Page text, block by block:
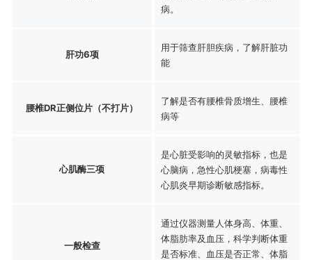
病。
肝功6项
用于筛查肝胆疾病，了解肝脏功
能
腰椎DR正侧位片（不打片）
了解是否有腰椎骨质增生、腰椎
病等
心肌酶三项
是心脏受影响的灵敏指标，也是
心脑病，急性心肌梗塞，病毒性
心肌炎早期诊断敏感指标。
一般检查
通过仪器测量人体身高、体重、
体脂肪率及血压，科学判断体重
是否标准、血压是否正常、体脂